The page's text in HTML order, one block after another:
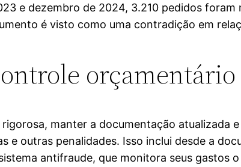
e dezembro de 2024, 3.210 pedidos
é visto como uma contradição em
orçamentário
manter a documentação atualizada
e outras penalidades. Isso inclui desde a
antifraude, que monitora seus gastos